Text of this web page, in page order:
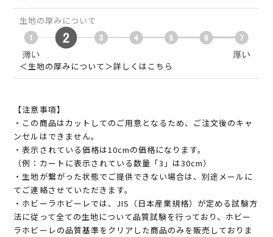
生地の厚みについて
＜生地の厚みについて＞詳しくはこちら
【注意事項】
・この商品はカットしてのご用意となるため、ご注文後のキャ
ンセルはできません。
・表示されている価格は10cmの価格になります。
（例：カートに表示されている数量「3」は30cm）
・生地が繋がった状態でご提供できない場合は、別途メールに
てご連絡させていただきます。
・ホビーラホビーレでは、JIS（日本産業規格）が定める試験方
法に従って全ての生地について品質試験を行っており、ホビー
ラホビーレの品質基準をクリアした商品のみを販売しておりま